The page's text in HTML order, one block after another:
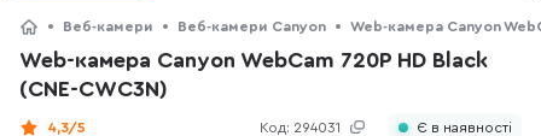
Веб-камери Веб-камери Canyon Web-камера Canyon
Web-камера Canyon WebCam 720P HD Black
(CNE-CWC3N)
Код: 294031
4,3/5 Є в наявності